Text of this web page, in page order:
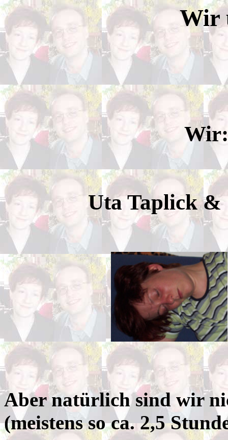
Wir
Uta Taplick &
Aber natürlich sind wir
(meistens so ca. 2,5